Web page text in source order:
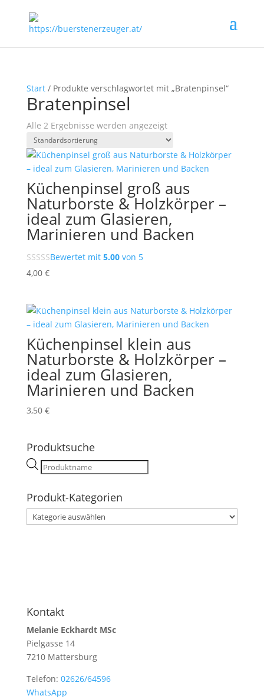
Start/ Produkte verschlagwortet mit „Bratenpinsel“
Bratenpinsel
Alle 2 Ergebnisse werden angezeigt
Küchenpinsel groß aus
Naturborste & Holzkörper –
ideal zum Glasieren,
Marinieren und Backen
Bewertet mit 5.00von 5
4,00 €
Küchenpinsel klein aus
Naturborste & Holzkörper –
ideal zum Glasieren,
Marinieren und Backen
3,50 €
Produktsuche
Products
search
Produkt-Kategorien
Kontakt
Melanie Eckhardt MSc
Pielgasse 14
7210 Mattersburg
Telefon: 02626/64596
WhatsApp